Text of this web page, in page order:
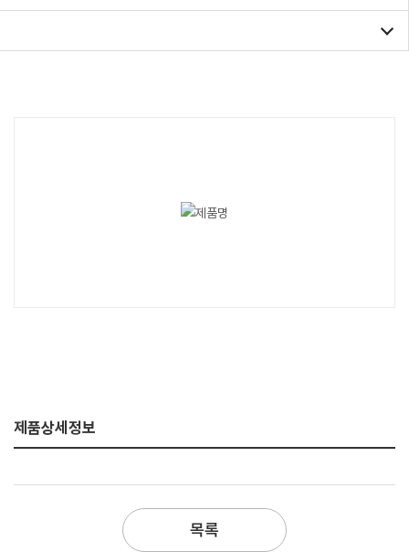
제품상세정보
목록